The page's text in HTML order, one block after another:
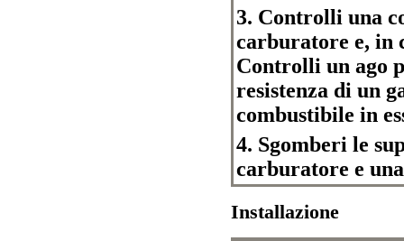
3. Controlli una
carburatore e, in
Controlli un ago
resistenza di un
combustibile in
4. Sgomberi le
carburatore e
Installazione